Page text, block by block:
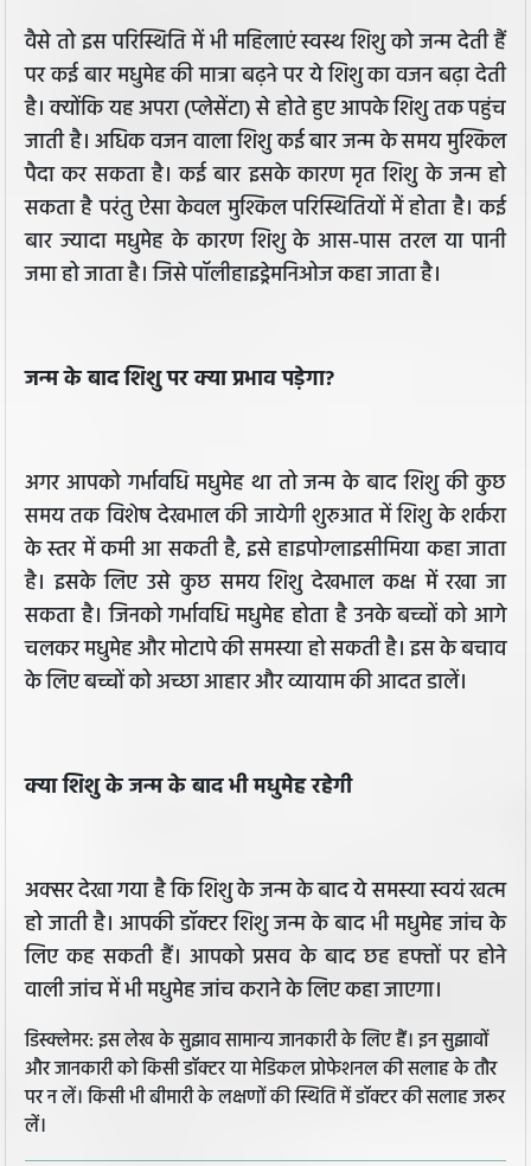
वैसे तो इस परिस्थिति में भी महिलाएं स्वस्थ शिशु को जन्म देती हैं
पर कई बार मधुमेह की मात्रा बढ़ने पर ये शिशु का वजन बढ़ा देती
है। क्योंकि यह अपरा (प्लेसेंटा) से होते हुए आपके शिशु तक पहुंच
जाती है। अधिक वजन वाला शिशु कई बार जन्म के समय मुश्किल
पैदा कर सकता है। कई बार इसके कारण मृत शिशु के जन्म हो
सकता है परंतु ऐसा केवल मुश्किल परिस्थितियों में होता है। कई
बार ज्यादा मधुमेह के कारण शिशु के आस-पास तरल या पानी
जमा हो जाता है। जिसे पॉलीहाइड्रेमनिओज कहा जाता है।
जन्म के बाद शिशु पर क्या प्रभाव पड़ेगा?
अगर आपको गर्भावधि मधुमेह था तो जन्म के बाद शिशु की कुछ
समय तक विशेष देखभाल की जायेगी शुरुआत में शिशु के शर्करा
के स्तर में कमी आ सकती है, इसे हाइपोग्लाइसीमिया कहा जाता
है। इसके लिए उसे कुछ समय शिशु देखभाल कक्ष में रखा जा
सकता है। जिनको गर्भावधि मधुमेह होता है उनके बच्चों को आगे
चलकर मधुमेह और मोटापे की समस्या हो सकती है। इस के बचाव
के लिए बच्चों को अच्छा आहार और व्यायाम की आदत डालें।
क्या शिशु के जन्म के बाद भी मधुमेह रहेगी
अक्सर देखा गया है कि शिशु के जन्म के बाद ये समस्या स्वयं खत्म
हो जाती है। आपकी डॉक्टर शिशु जन्म के बाद भी मधुमेह जांच के
लिए कह सकती हैं। आपको प्रसव के बाद छह हफ्तों पर होने
वाली जांच में भी मधुमेह जांच कराने के लिए कहा जाएगा।
डिस्क्लेमर: इस लेख के सुझाव सामान्य जानकारी के लिए हैं। इन सुझावों
और जानकारी को किसी डॉक्टर या मेडिकल प्रोफेशनल की सलाह के तौर
पर न लें। किसी भी बीमारी के लक्षणों की स्थिति में डॉक्टर की सलाह जरूर
लें।